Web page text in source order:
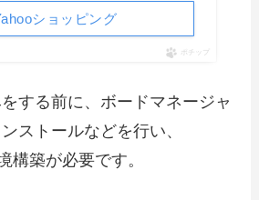
ショッピング
ポチップ
する前に、ボードマネージャ
ストールなどを行い、
構築が必要です。